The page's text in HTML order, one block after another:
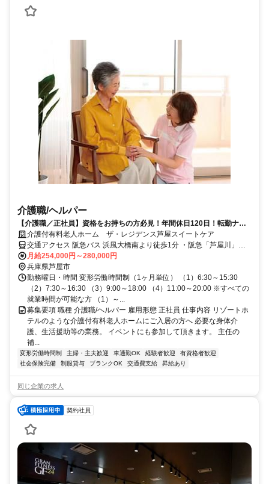
介護職/ヘルパー
【介護職／正社員】資格をお持ちの方必見！年間休日120日！転勤ナ
シ！研修制度充実◎
介護付有料老人ホーム ザ・レジデンス芦屋スイートケア
交通アクセス 阪急バス 浜風大橋南より徒歩1分 ・阪急「芦屋川」駅
→浜風大橋南（21分） ・JR「芦屋」駅→浜風大橋南（18分） ・阪神
「芦屋」駅→浜風大橋南（8分）
月給254,000円～280,000円
兵庫県芦屋市
勤務曜日・時間 変形労働時間制（1ヶ月単位） （1）6:30～15:30
（2）7:30～16:30 （3）9:00～18:00 （4）11:00～20:00 ※すべての
就業時間が可能な方 （1）～...
募集要項 職種 介護職/ヘルパー 雇用形態 正社員 仕事内容 リゾートホ
テルのような介護付有料老人ホームにご入居の方へ 必要な身体介
護、生活援助等の業務。 イベントにも参加して頂きます。 主任の
補...
変形労働時間制 主婦・主夫歓迎 車通勤OK 経験者歓迎
有資格者歓迎
社会保険完備
制服貸与 ブランクOK 交通費支給 昇給あり
同じ企業の求人
契約社員